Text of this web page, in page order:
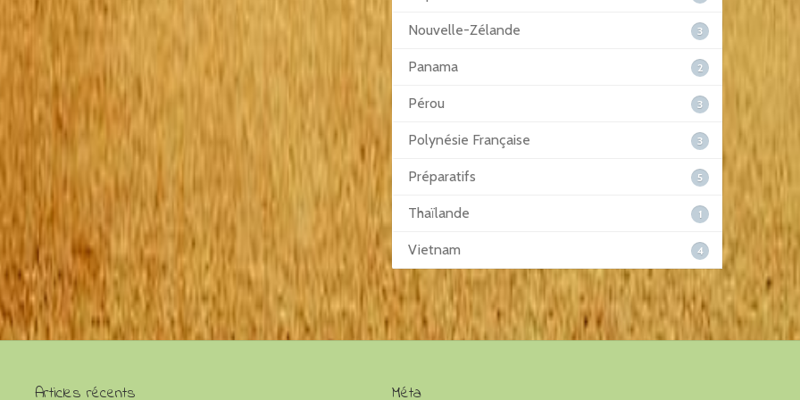
Nouvelle-Zélande 3
Panama 2
Pérou 3
Polynésie Française 3
Préparatifs 5
Thaïlande 1
Vietnam 4
Articles récents Méta